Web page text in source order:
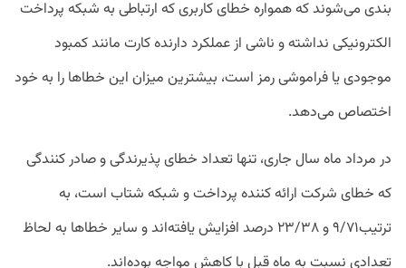
بندی می‌شوند که همواره خطای کاربری که ارتباطی به شبکه پرداخت
الکترونیکی نداشته و ناشی از عملکرد دارنده کارت مانند کمبود
موجودی یا فراموشی رمز است، بیشترین میزان این خطاها را به خود
اختصاص می‌دهد.
در مرداد ماه سال جاری، تنها تعداد خطای پذیرندگی و صادر کنندگی
که خطای شرکت ارائه کننده پرداخت و شبکه شتاب است، به
ترتیب۹/۷۱ و ۲۳/۳۸ درصد افزایش یافته‌اند و سایر خطاها به لحاظ
تعدادی نسبت به ماه قبل با کاهش مواجه بوده‌اند.